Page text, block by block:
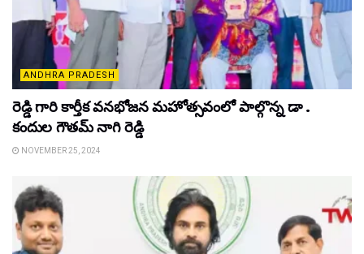
ANDHRA PRADESH
రెడ్డి గారి కార్తీక వనభోజన మహోత్సవంలో పాల్గొన్న డా .
కందుల గౌతమ్ నాగి రెడ్డి
NOVEMBER 25, 2024